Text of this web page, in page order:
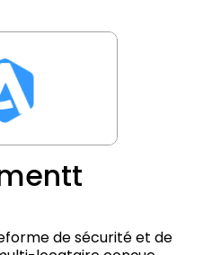
de sécurité et de